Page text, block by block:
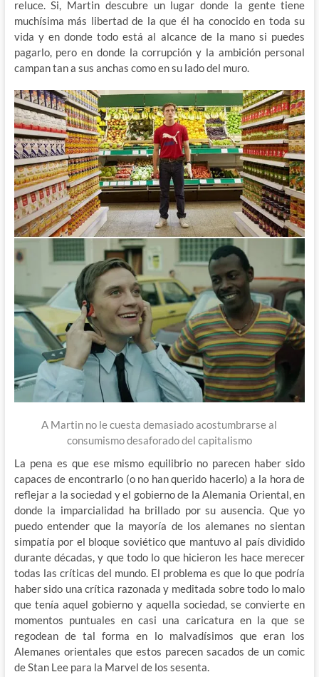
reluce. Si, Martin descubre un lugar donde la gente tiene
muchísima más libertad de la que él ha conocido en toda su
vida y en donde todo está al alcance de la mano si puedes
pagarlo, pero en donde la corrupción y la ambición personal
campan tan a sus anchas como en su lado del muro.
A Martin no le cuesta demasiado acostumbrarse al
consumismo desaforado del capitalismo
La pena es que ese mismo equilibrio no parecen haber sido
capaces de encontrarlo (o no han querido hacerlo) a la hora de
reflejar a la sociedad y el gobierno de la Alemania Oriental, en
donde la imparcialidad ha brillado por su ausencia. Que yo
puedo entender que la mayoría de los alemanes no sientan
simpatía por el bloque soviético que mantuvo al país dividido
durante décadas, y que todo lo que hicieron les hace merecer
todas las críticas del mundo. El problema es que lo que podría
haber sido una crítica razonada y meditada sobre todo lo malo
que tenía aquel gobierno y aquella sociedad, se convierte en
momentos puntuales en casi una caricatura en la que se
regodean de tal forma en lo malvadísimos que eran los
Alemanes orientales que estos parecen sacados de un comic
de Stan Lee para la Marvel de los sesenta.